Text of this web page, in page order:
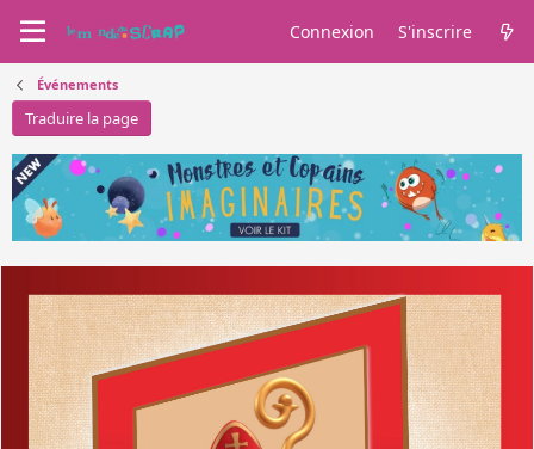
Connexion S'inscrire
Événements
Traduire la page